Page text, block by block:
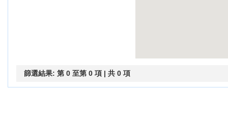
篩選結果: 第 0 至第 0 項 | 共 0 項